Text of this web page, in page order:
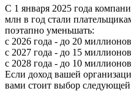
С 1 января 2025 года
млн в год стали
поэтапно уменьшать:
с 2026 года - до 20
с 2027 года - до 15
с 2028 года - до 10
Если доход вашей
вами стоит выбор